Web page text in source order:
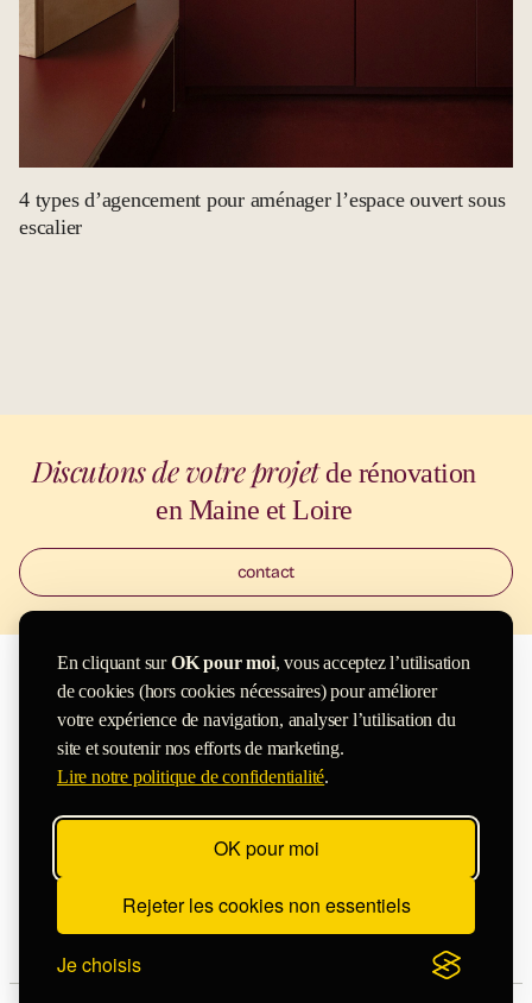
En cliquant surOK pour moi, vous acceptez l’utilisation
de cookies (hors cookies nécessaires) pour améliorer
votre expérience de navigation, analyser l’utilisation du
site et soutenir nos efforts de marketing.
Lire notre politique de confidentialité.
OK pour moi
Rejeter les cookies non essentiels
Je choisis
4 types d’agencement pour aménager l’espace ouvert sous
escalier
Discutons de votre projetde rénovation
en Maine et Loire
contact
Studio d’
d’intérieur basé à Angers, j’interviens dans
le Maine-et-Loire ainsi que dans les départements limitrophes —
notamment à Nantes, Tours et Le Mans — pour vos projets de
rénovation, d’aménagement intérieur ou de décoration.